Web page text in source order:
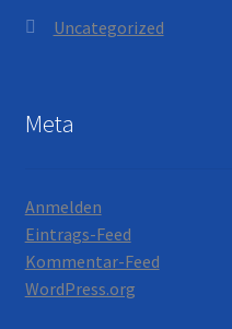
Uncategorized
Meta
Anmelden
Eintrags-Feed
Kommentar-Feed
WordPress.org